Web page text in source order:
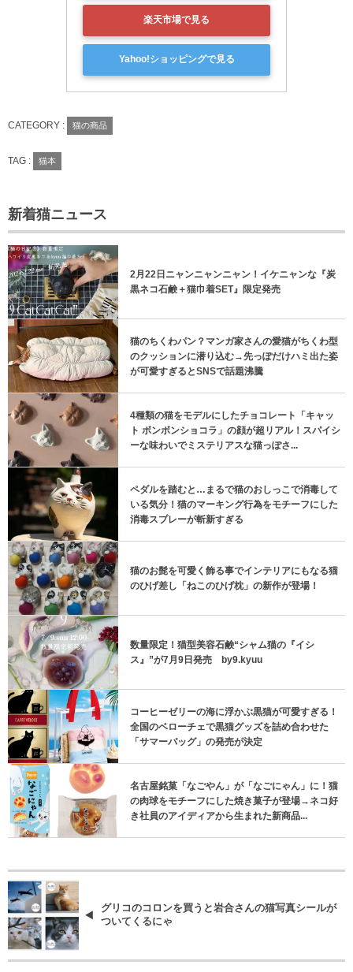
楽天市場で見る
Yahoo!ショッピングで見る
CATEGORY : 猫の商品
TAG : 猫本
新着猫ニュース
2月22日ニャンニャンニャン！イケニャンな『炭
黒ネコ石鹸＋猫巾着SET』限定発売
猫のちくわパン？マンガ家さんの愛猫がちくわ型
のクッションに潜り込む→先っぽだけハミ出た姿
が可愛すぎるとSNSで話題沸騰
4種類の猫をモデルにしたチョコレート「キャッ
ト ボンボンショコラ」の顔が超リアル！スパイシ
ーな味わいでミステリアスな猫っぽさ...
ペダルを踏むと…まるで猫のおしっこで消毒して
いる気分！猫のマーキング行為をモチーフにした
消毒スプレーが斬新すぎる
猫のお髭を可愛く飾る事でインテリアにもなる猫
のひげ差し「ねこのひげ枕」の新作が登場！
数量限定！猫型美容石鹸“シャム猫の『イシ
ス』”が7月9日発売 by9.kyuu
コーヒーゼリーの海に浮かぶ黒猫が可愛すぎる！
全国のベローチェで黒猫グッズを詰め合わせた
「サマーバッグ」の発売が決定
名古屋銘菓「なごやん」が「なごにゃん」に！猫
の肉球をモチーフにした焼き菓子が登場→ネコ好
き社員のアイディアから生まれた新商品...
グリコのコロンを買うと岩合さんの猫写真シールが
ついてくるにゃ